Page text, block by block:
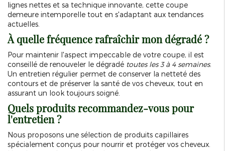
lignes nettes et sa technique innovante, cette coupe
demeure intemporelle tout en s'adaptant aux tendances
actuelles.
À quelle fréquence rafraîchir mon dégradé ?
Pour maintenir l'aspect impeccable de votre coupe, il est
conseillé de renouveler le dégradé toutes les 3 à 4 semaines.
Un entretien régulier permet de conserver la netteté des
contours et de préserver la santé de vos cheveux, tout en
assurant un look toujours soigné.
Quels produits recommandez-vous pour
l'entretien ?
Nous proposons une sélection de produits capillaires
spécialement conçus pour nourrir et protéger vos cheveux.